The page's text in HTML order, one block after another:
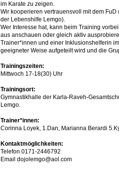
im Karate zu zeigen.
Wir kooperieren vertrauensvoll mit dem
der Lebenshilfe Lemgo).
Wer Interesse hat, kann beim Training
aus anschauen oder gleich aktiv
Trainer*innen und einer Inklusionshelferin
geeigneter Weise aufgeteilt wird und die
Trainingszeiten:
Mittwoch 17-18(30) Uhr
Trainingsort:
Gymnastikhalle der Karla-Raveh-
Lemgo.
Trainer*innen:
Corinna Loyek, 1.Dan, Marianna Berardi
Kontaktmöglichkeiten:
Telefon 0171-2446792
Email dojolemgo@aol.com